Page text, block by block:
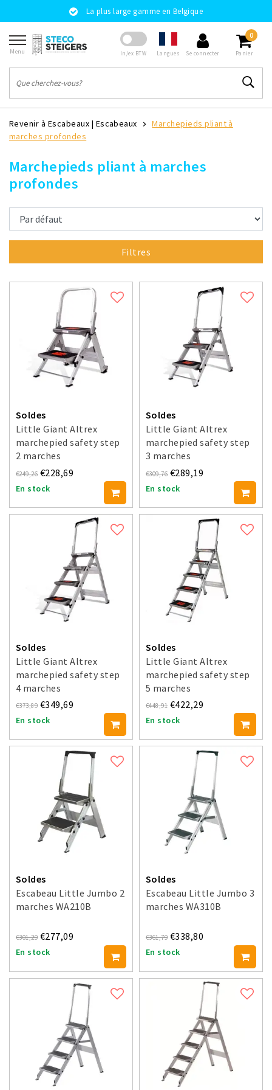
La plus large gamme en Belgique
Menu In/ex BTW Langues Se connecter
0
Panier
Revenir à Escabeaux | Escabeaux
Marchepieds pliant à
marches profondes
Marchepieds pliant à marches
profondes
Filtres
Soldes
Little Giant Altrex
marchepied safety step
2 marches
€249,26 €228,69
En stock
Soldes
Little Giant Altrex
marchepied safety step
3 marches
€309,76 €289,19
En stock
Soldes
Little Giant Altrex
marchepied safety step
4 marches
€373,89 €349,69
En stock
Soldes
Little Giant Altrex
marchepied safety step
5 marches
€448,91 €422,29
En stock
Soldes
Escabeau Little Jumbo 2
marches WA210B
€301,29 €277,09
En stock
Soldes
Escabeau Little Jumbo 3
marches WA310B
€361,79 €338,80
En stock